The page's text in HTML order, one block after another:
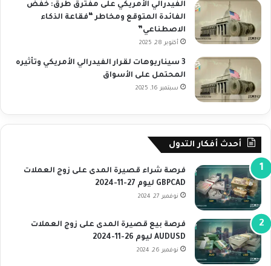
الفيدرالي الأمريكي على مفترق طرق: خفض
الفائدة المتوقع ومخاطر “فقاعة الذكاء
الاصطناعي”
أكتوبر 28, 2025
3 سيناريوهات لقرار الفيدرالي الأمريكي وتأثيره
المحتمل على الأسواق
سبتمبر 16, 2025
أحدث أفكار التدول
فرصة شراء قصيرة المدى على زوج العملات
GBPCAD ليوم 27-11-2024
نوفمبر 27, 2024
فرصة بيع قصيرة المدى على زوج العملات
AUDUSD ليوم 26-11-2024
نوفمبر 26, 2024